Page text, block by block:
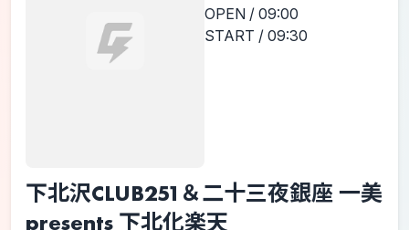
OPEN / 09:00
START / 09:30
下北沢CLUB251＆二十三夜銀座 一美
presents 下北化楽天